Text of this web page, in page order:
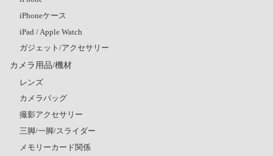
iPhoneケース
iPad / Apple Watch
ガジェット/アクセサリー
カメラ用品/機材
レンズ
カメラバッグ
撮影アクセサリー
三脚/一脚/スライダー
メモリーカード関係